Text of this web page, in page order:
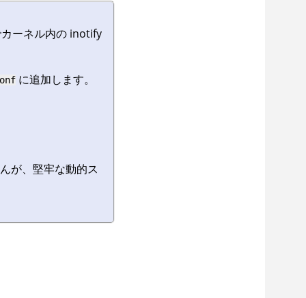
ーネル内の inotify
に追加します。
が、堅牢な動的ス